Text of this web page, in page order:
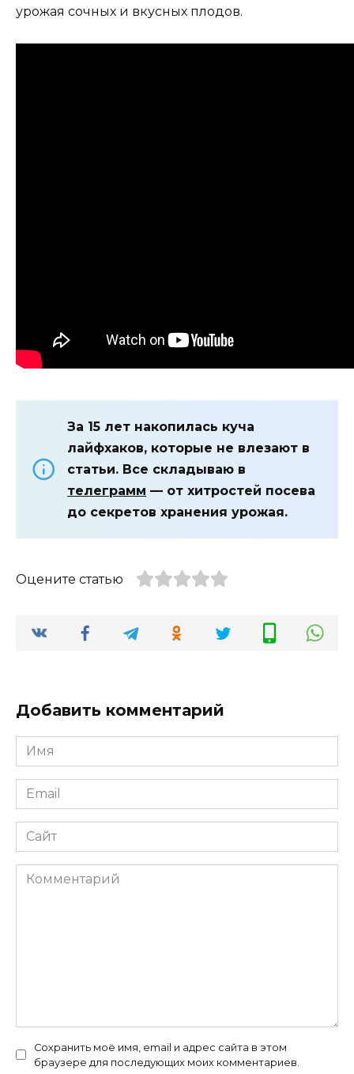
урожая сочных и вкусных плодов.
За 15 лет накопилась куча
лайфхаков, которые не влезают в
статьи. Все складываю в
телеграмм — от хитростей посева
до секретов хранения урожая.
Оцените статью
Добавить комментарий
Имя
*
Email
*
Сайт
Комментарий
Сохранить моё имя, email и адрес сайта в этом
браузере для последующих моих комментариев.